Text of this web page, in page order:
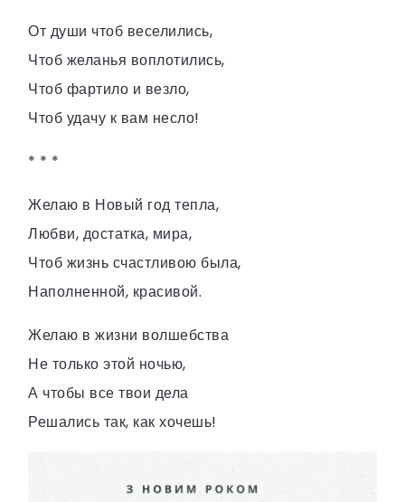
От души чтоб веселились,
Чтоб желанья воплотились,
Чтоб фартило и везло,
Чтоб удачу к вам несло!
* * *
Желаю в Новый год тепла,
Любви, достатка, мира,
Чтоб жизнь счастливою была,
Наполненной, красивой.
Желаю в жизни волшебства
Не только этой ночью,
А чтобы все твои дела
Решались так, как хочешь!